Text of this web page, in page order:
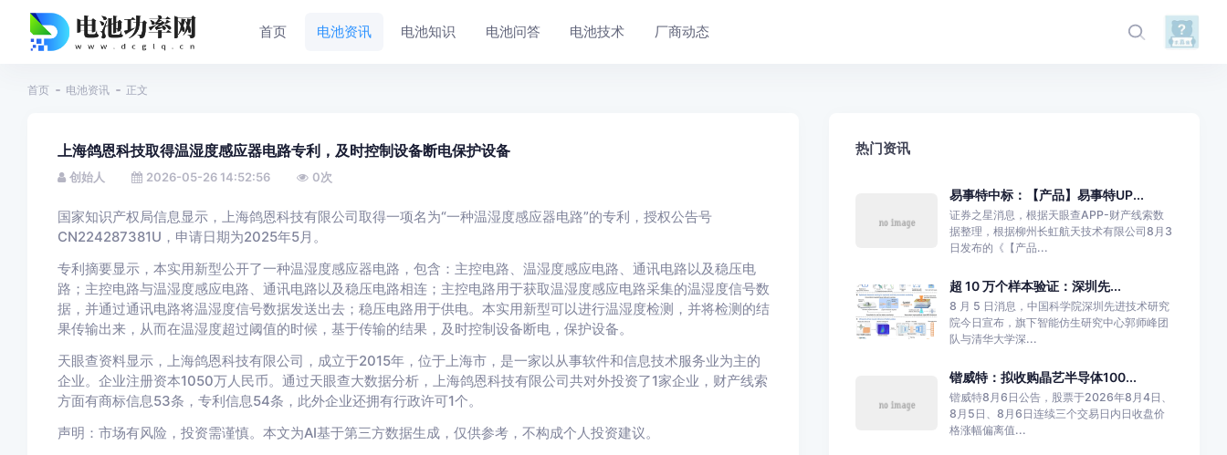
首页 电池资讯 电池知识 电池问答 电池技术 厂商动态
首页 电池资讯 正文
上海鸽恩科技取得温湿度感应器电路专利，及时控制设备断电保护设备
创始人 2026-05-26 14:52:56 0次
国家知识产权局信息显示，上海鸽恩科技有限公司取得一项名为“一种温湿度感应器电路”的专利，授权公告号
CN224287381U，申请日期为2025年5月。
专利摘要显示，本实用新型公开了一种温湿度感应器电路，包含：主控电路、温湿度感应电路、通讯电路以及稳压电
路；主控电路与温湿度感应电路、通讯电路以及稳压电路相连；主控电路用于获取温湿度感应电路采集的温湿度信号数
据，并通过通讯电路将温湿度信号数据发送出去；稳压电路用于供电。本实用新型可以进行温湿度检测，并将检测的结
果传输出来，从而在温湿度超过阈值的时候，基于传输的结果，及时控制设备断电，保护设备。
天眼查资料显示，上海鸽恩科技有限公司，成立于2015年，位于上海市，是一家以从事软件和信息技术服务业为主的
企业。企业注册资本1050万人民币。通过天眼查大数据分析，上海鸽恩科技有限公司共对外投资了1家企业，财产线索
方面有商标信息53条，专利信息54条，此外企业还拥有行政许可1个。
声明：市场有风险，投资需谨慎。本文为AI基于第三方数据生成，仅供参考，不构成个人投资建议。
热门资讯
易事特中标：【产品】易事特UP...
证券之星消息，根据天眼查APP-财产线索数
据整理，根据柳州长虹航天技术有限公司8月3
日发布的《【产品...
超 10 万个样本验证：深圳先...
8 月 5 日消息，中国科学院深圳先进技术研究
院今日宣布，旗下智能仿生研究中心郭师峰团
队与清华大学深...
锴威特：拟收购晶艺半导体100...
锴威特8月6日公告，股票于2026年8月4日、
8月5日、8月6日连续三个交易日内日收盘价
格涨幅偏离值...